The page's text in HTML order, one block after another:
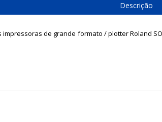
Descrição
de grande formato / plotter Roland